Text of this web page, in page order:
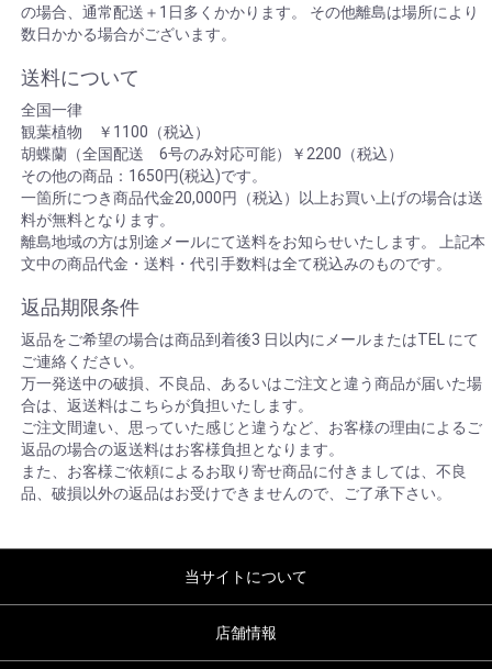
の場合、通常配送＋1日多くかかります。 その他離島は場所により
数日かかる場合がございます。
送料について
全国一律
観葉植物 ￥1100（税込）
胡蝶蘭（全国配送 6号のみ対応可能）￥2200（税込）
その他の商品：1650円(税込)です。
一箇所につき商品代金20,000円（税込）以上お買い上げの場合は送
料が無料となります。
離島地域の方は別途メールにて送料をお知らせいたします。 上記本
文中の商品代金・送料・代引手数料は全て税込みのものです。
返品期限条件
返品をご希望の場合は商品到着後3 日以内にメールまたはTEL にて
ご連絡ください。
万一発送中の破損、不良品、あるいはご注文と違う商品が届いた場
合は、返送料はこちらが負担いたします。
ご注文間違い、思っていた感じと違うなど、お客様の理由によるご
返品の場合の返送料はお客様負担となります。
また、お客様ご依頼によるお取り寄せ商品に付きましては、不良
品、破損以外の返品はお受けできませんので、ご了承下さい。
当サイトについて
店舗情報